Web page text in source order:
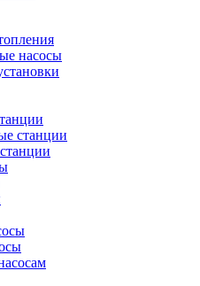
насосы
станции